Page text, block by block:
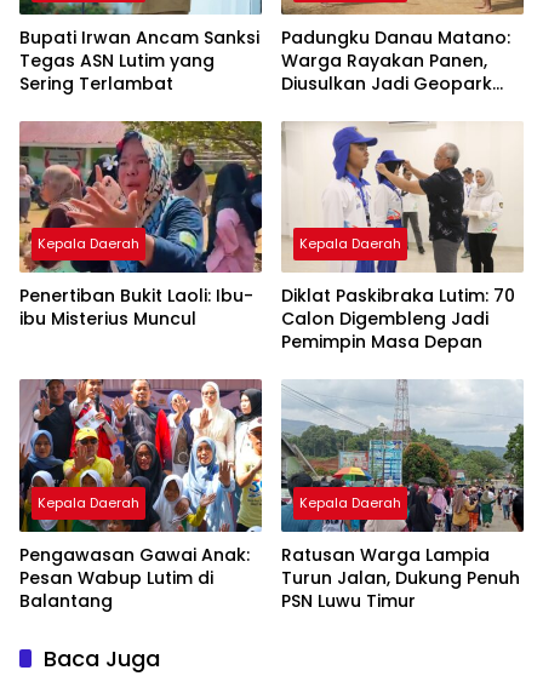
Bupati Irwan Ancam Sanksi
Tegas ASN Lutim yang
Sering Terlambat
Padungku Danau Matano:
Warga Rayakan Panen,
Diusulkan Jadi Geopark
Kepala Daerah
Penertiban Bukit Laoli: Ibu-
ibu Misterius Muncul
Kepala Daerah
Diklat Paskibraka Lutim: 70
Calon Digembleng Jadi
Pemimpin Masa Depan
Kepala Daerah
Pengawasan Gawai Anak:
Pesan Wabup Lutim di
Balantang
Kepala Daerah
Ratusan Warga Lampia
Turun Jalan, Dukung Penuh
PSN Luwu Timur
Baca Juga